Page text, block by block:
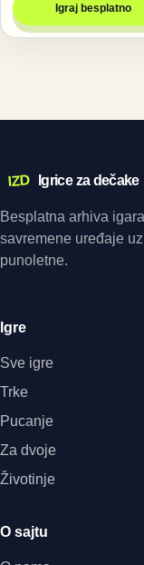
Igraj besplatno
IZD Igrice za dečake
Besplatna arhiva
savremene uređaje
punoletne.
Igre
Sve igre
Trke
Pucanje
Za dvoje
Životinje
O sajtu